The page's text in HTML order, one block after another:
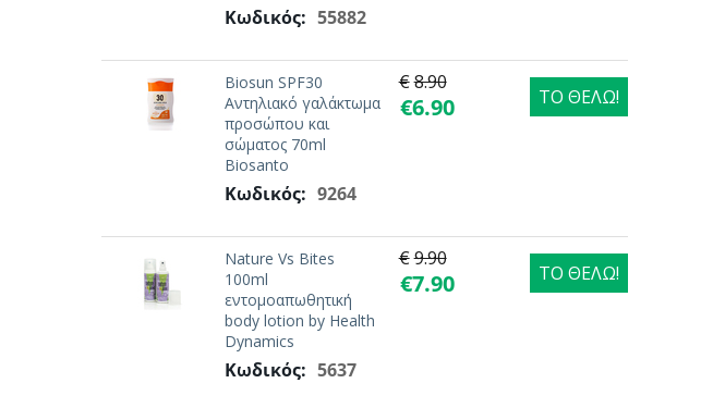
Κωδικός: 55882
Biosun SPF30
Αντηλιακό γαλάκτωμα
προσώπου και
σώματος 70ml
Biosanto
Κωδικός: 9264
€8.90
€6.90 ΤΟ ΘΕΛΩ!
Nature Vs Bites
100ml
εντομοαπωθητική
body lotion by Health
Dynamics
Κωδικός: 5637
€9.90
€7.90 ΤΟ ΘΕΛΩ!